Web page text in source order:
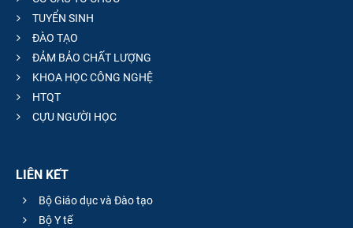
TUYỂN SINH
ĐÀO TẠO
ĐẢM BẢO CHẤT LƯỢNG
KHOA HỌC CÔNG NGHỆ
HTQT
CỰU NGƯỜI HỌC
LIÊN KẾT
Bộ Giáo dục và Đào tạo
Bộ Y tế